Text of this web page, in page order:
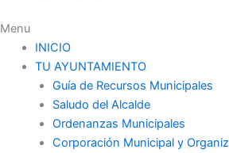
Menu
INICIO
TU AYUNTAMIENTO
Guía de Recursos Municipales
Saludo del Alcalde
Ordenanzas Municipales
Corporación Municipal y